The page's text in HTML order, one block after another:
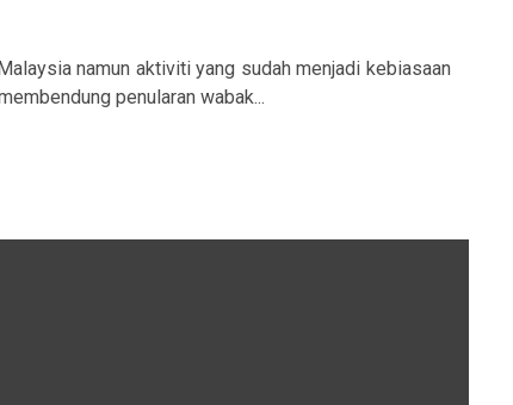
namun aktiviti yang sudah menjadi kebiasaan
penularan wabak...